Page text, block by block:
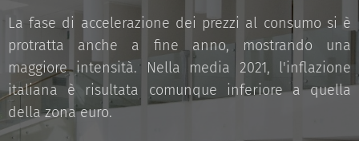
La fase di accelerazione dei prezzi al consumo si è
protratta anche a fine anno, mostrando una
maggiore intensità. Nella media 2021, l'inflazione
italiana è risultata comunque inferiore a quella
della zona euro.